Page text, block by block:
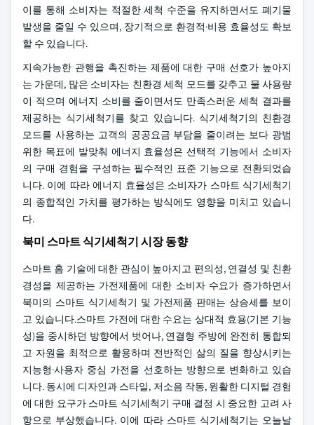
이를 통해 소비자는 적절한 세척 수준을 유지하면서도 폐기물
발생을 줄일 수 있으며, 장기적으로 환경적·비용 효율성도 확보
할 수 있습니다.
지속가능한 관행을 촉진하는 제품에 대한 구매 선호가 높아지
는 가운데, 많은 소비자는 친환경 세척 모드를 갖추고 물 사용량
이 적으며 에너지 소비를 줄이면서도 만족스러운 세척 결과를
제공하는 식기세척기를 찾고 있습니다. 식기세척기의 친환경
모드를 사용하는 고객의 공공요금 부담을 줄이려는 보다 광범
위한 목표에 발맞춰 에너지 효율성은 선택적 기능에서 소비자
의 구매 경험을 구성하는 필수적인 표준 기능으로 전환되었습
니다. 이에 따라 에너지 효율성은 소비자가 스마트 식기세척기
의 종합적인 가치를 평가하는 방식에도 영향을 미치고 있습니
다.
북미 스마트 식기세척기 시장 동향
스마트 홈 기술에 대한 관심이 높아지고 편의성, 연결성 및 친환
경성을 제공하는 가전제품에 대한 소비자 수요가 증가하면서
북미의 스마트 식기세척기 및 가전제품 판매는 상승세를 보이
고 있습니다.스마트 가전에 대한 수요는 상대적 효용(기본 기능
성)을 중시하던 방향에서 벗어나, 연결형 주방에 완전히 통합되
고 자원을 최적으로 활용하며 전반적인 삶의 질을 향상시키는
지능형·사용자 중심 가전을 선호하는 방향으로 변화하고 있습
니다. 동시에 디자인과 스타일, 저소음 작동, 원활한 디지털 경험
에 대한 요구가 스마트 식기세척기 구매 결정 시 중요한 고려 사
항으로 부상했습니다. 이에 따라 스마트 식기세척기는 오늘날